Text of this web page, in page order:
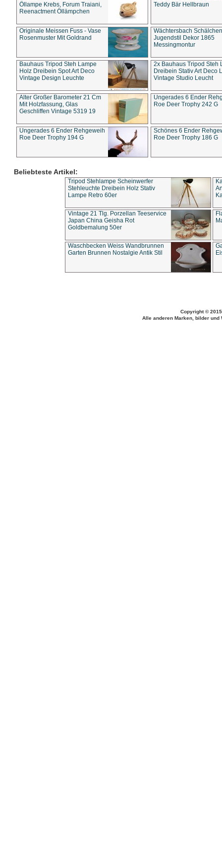
Öllampe Krebs, Forum Traiani,
Reenactment Öllämpchen
Teddy Bär Hellbraun
Originale Meissen Fuss - Vase
Rosenmuster Mit Goldrand
Wächtersbach Schälchen
Jugendstil Dekor 1865
Messingmontur
Bauhaus Tripod Steh Lampe
Holz Dreibein Spot Art Deco
Vintage Design Leuchte
2x Bauhaus Tripod Steh
Dreibein Stativ Art Deco
Vintage Studio Leucht
Alter Großer Barometer 21 Cm
Mit Holzfassung, Glas
Geschliffen Vintage 5319 19
Ungerades 6 Ender
Roe Deer Trophy 242 G
Ungerades 6 Ender Rehgeweih
Roe Deer Trophy 194 G
Schönes 6 Ender
Roe Deer Trophy 186 G
Beliebteste Artikel:
Tripod Stehlampe Scheinwerfer
Stehleuchte Dreibein Holz Stativ
Lampe Retro 60er
Vintage 21 Tlg. Porzellan Teeservice
Japan China Geisha Rot
Goldbemalung 50er
Waschbecken Weiss Wandbrunnen
Garten Brunnen Nostalgie Antik Stil
Copyright ©
Alle anderen Marken, bilder und